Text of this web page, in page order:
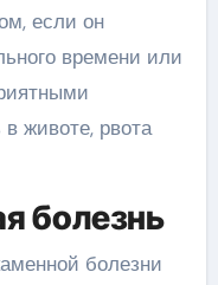
если он
времени или
животе, рвота
болезнь
болезни